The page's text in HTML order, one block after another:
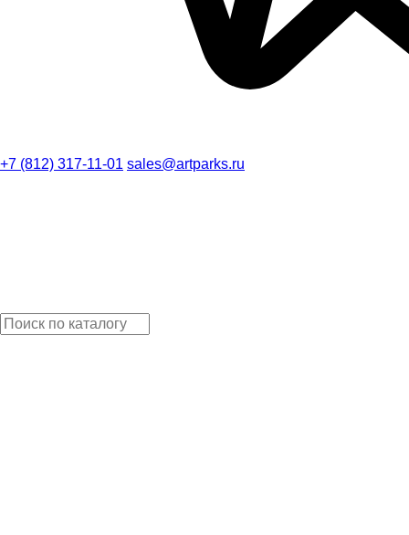
+7 (812) 317-11-01 sales@artparks.ru